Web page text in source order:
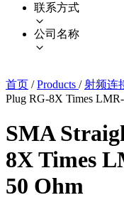
联系方式
公司名称
首页 / Products / 射频连
Plug RG-8X Times
SMA
8X Times
50 Ohm